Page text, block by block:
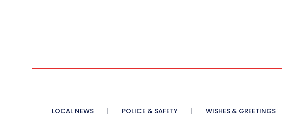
LOCAL NEWS POLICE & SAFETY WISHES & GREETINGS